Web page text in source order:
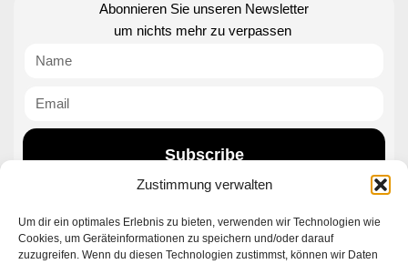
Zustimmung verwalten
Um dir ein optimales Erlebnis zu bieten, verwenden wir Technologien wie
Cookies, um Geräteinformationen zu speichern und/oder darauf
zuzugreifen. Wenn du diesen Technologien zustimmst, können wir Daten
Abonnieren Sie unseren Newsletter
um nichts mehr zu verpassen
Subscribe
Contact|Support